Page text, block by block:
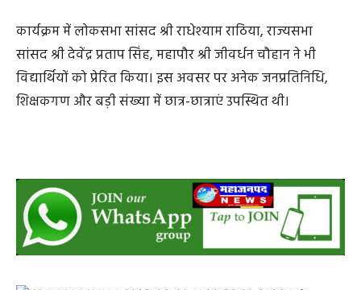
कार्यक्रम में लोकसभा सांसद श्री राधेश्याम राठिया, राज्यसभा
सांसद श्री देवेंद्र प्रताप सिंह, महापौर श्री जीवर्धन चौहान ने भी
विद्यार्थियों को प्रेरित किया। इस अवसर पर अनेक जनप्रतिनिधि,
शिक्षकगण और बड़ी संख्या में छात्र-छात्राएं उपस्थित थी।